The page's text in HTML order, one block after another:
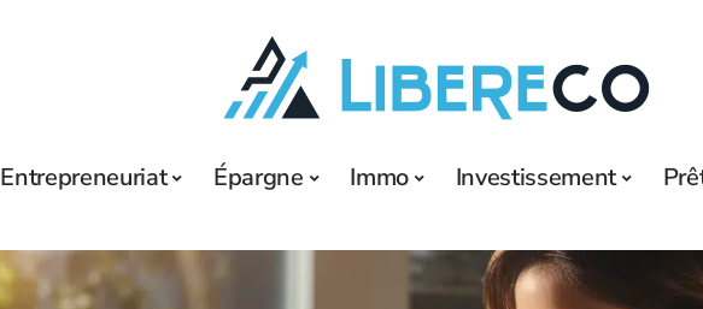
Entrepreneuriat Épargne Immo Investissement